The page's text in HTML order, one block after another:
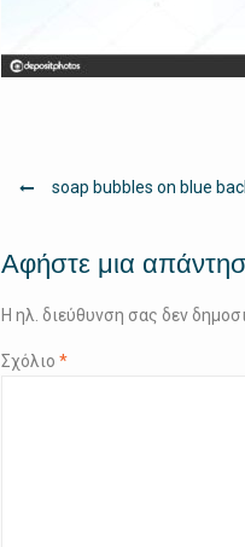
Πλοήγηση
soap bubbles on blue
Αφήστε μια
Η ηλ. διεύθυνση σας δεν
Σχόλιο *